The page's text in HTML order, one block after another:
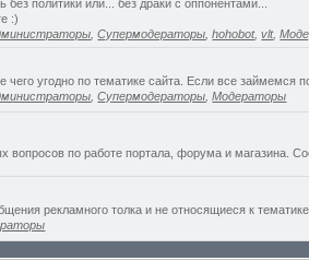
без политики или... без драки с оппонентами...
:)
,Супермодераторы ,hohobot,vlt,
чего угодно по тематике сайта. Если все займемся
,Супермодераторы ,Модераторы
по работе портала, форума и магазина.
рекламного толка и не относящиеся к